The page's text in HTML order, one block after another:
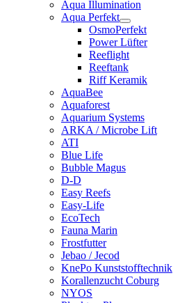
Aqua Illumination
Aqua Perfekt
OsmoPerfekt
Power Lüfter
Reeflight
Reeftank
Riff Keramik
AquaBee
Aquaforest
Aquarium Systems
ARKA / Microbe Lift
ATI
Blue Life
Bubble Magus
D-D
Easy Reefs
Easy-Life
EcoTech
Fauna Marin
Frostfutter
Jebao / Jecod
KnePo Kunststofftechnik
Korallenzucht Coburg
NYOS